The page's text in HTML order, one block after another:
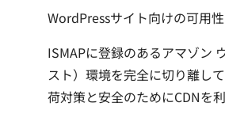
WordPressサイト向けの可用
ISMAPに登録のあるアマゾン
スト）環境を完全に切り離し
荷対策と安全のためにCDNを